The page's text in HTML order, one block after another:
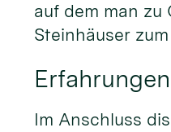
auf dem man
Steinhäuser
Im Anschluss